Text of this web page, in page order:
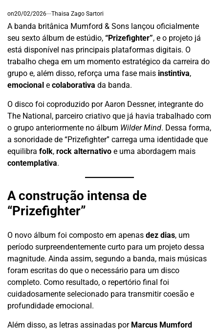
on20/02/2026 Thaisa Zago Sartori
A banda britânica Mumford & Sons lançou oficialmente
seu sexto álbum de estúdio, “Prizefighter”, e o projeto já
está disponível nas principais plataformas digitais. O
trabalho chega em um momento estratégico da carreira do
grupo e, além disso, reforça uma fase mais instintiva,
emocional e colaborativa da banda.
O disco foi coproduzido por Aaron Dessner, integrante do
The National, parceiro criativo que já havia trabalhado com
o grupo anteriormente no álbum Wilder Mind. Dessa forma,
a sonoridade de “Prizefighter” carrega uma identidade que
equilibra folk, rock alternativo e uma abordagem mais
contemplativa.
A construção intensa de
“Prizefighter”
O novo álbum foi composto em apenas dez dias, um
período surpreendentemente curto para um projeto dessa
magnitude. Ainda assim, segundo a banda, mais músicas
foram escritas do que o necessário para um disco
completo. Como resultado, o repertório final foi
cuidadosamente selecionado para transmitir coesão e
profundidade emocional.
Além disso, as letras assinadas por Marcus Mumford